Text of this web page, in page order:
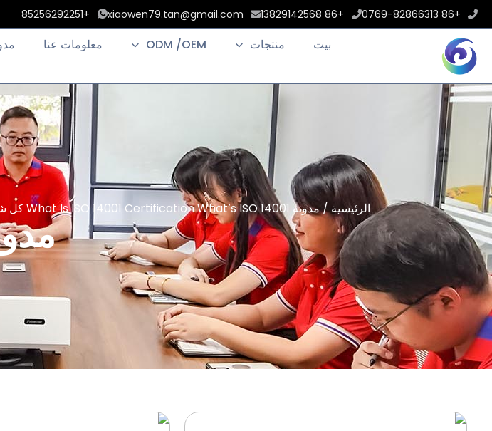
+86 0769-82866313
+86 13829142568
xiaowen79.tan@gmail.com
+85256292251
بيت منتجات ODM /OEM معلومات عنا
الرئيسية/مدونة